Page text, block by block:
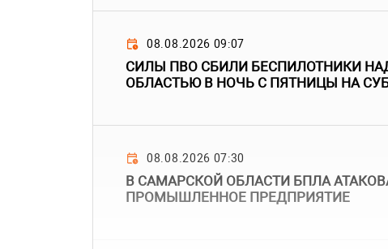
08.08.2026 09:07
СИЛЫ ПВО СБИЛИ БЕСПИЛОТНИКИ
ОБЛАСТЬЮ В НОЧЬ С ПЯТНИЦЫ НА
08.08.2026 07:30
В САМАРСКОЙ ОБЛАСТИ БПЛА
ПРОМЫШЛЕННОЕ ПРЕДПРИЯТИЕ